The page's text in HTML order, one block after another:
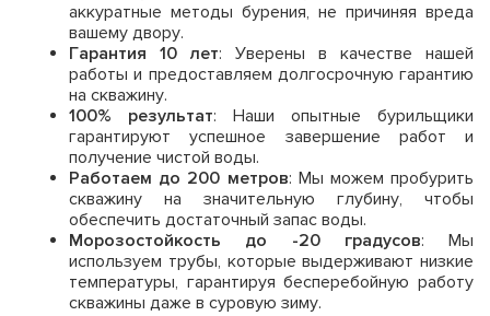
аккуратные методы бурения, не причиняя вреда
вашему двору.
Гарантия 10 лет: Уверены в качестве нашей
работы и предоставляем долгосрочную гарантию
на скважину.
100% результат: Наши опытные бурильщики
гарантируют успешное завершение работ и
получение чистой воды.
Работаем до 200 метров: Мы можем пробурить
скважину на значительную глубину, чтобы
обеспечить достаточный запас воды.
Морозостойкость до -20 градусов: Мы
используем трубы, которые выдерживают низкие
температуры, гарантируя бесперебойную работу
скважины даже в суровую зиму.